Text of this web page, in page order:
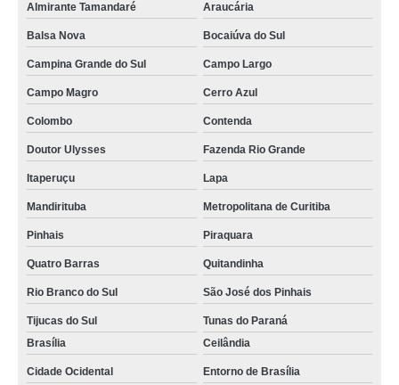
Almirante Tamandaré Araucária
Balsa Nova Bocaiúva do Sul
Campina Grande do Sul Campo Largo
Campo Magro Cerro Azul
Colombo Contenda
Doutor Ulysses Fazenda Rio Grande
Itaperuçu Lapa
Mandirituba Metropolitana de Curitiba
Pinhais Piraquara
Quatro Barras Quitandinha
Rio Branco do Sul São José dos Pinhais
Tijucas do Sul
Tunas do Paraná
Brasília
Ceilândia
Cidade Ocidental Entorno de Brasília